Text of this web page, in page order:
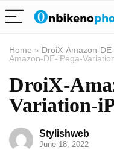
Home » DroiX-Amazon-
Amazon-DE-iPega-
DroiX-
Variation-
Stylishweb
June 18, 2022